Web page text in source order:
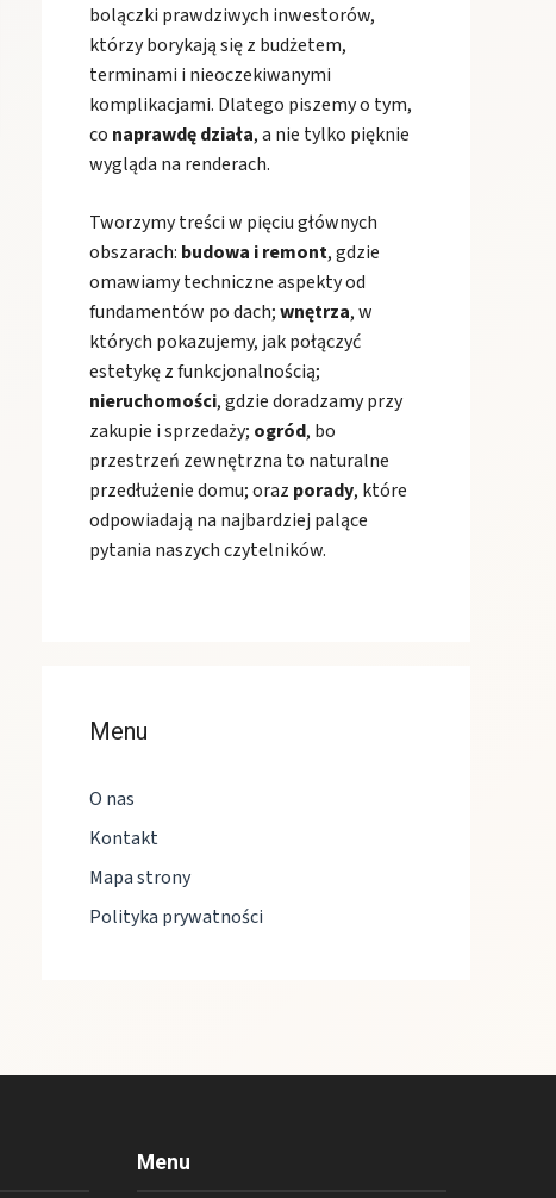
bolączki prawdziwych inwestorów,
którzy borykają się z budżetem,
terminami i nieoczekiwanymi
komplikacjami. Dlatego piszemy o tym,
co naprawdę działa, a nie tylko pięknie
wygląda na renderach.
Tworzymy treści w pięciu głównych
obszarach: budowa i remont, gdzie
omawiamy techniczne aspekty od
fundamentów po dach;wnętrza, w
których pokazujemy, jak połączyć
estetykę z funkcjonalnością;
nieruchomości, gdzie doradzamy przy
zakupie i sprzedaży; ogród, bo
przestrzeń zewnętrzna to naturalne
przedłużenie domu; oraz porady, które
odpowiadają na najbardziej palące
pytania naszych czytelników.
Menu
O nas
Kontakt
Mapa strony
Polityka prywatności
Menu